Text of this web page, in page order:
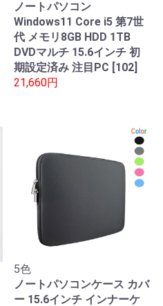
ノートパソコン
Windows11 Core i5 第7世
代 メモリ8GB HDD 1TB
DVDマルチ 15.6インチ 初
期設定済み 注目PC [102]
21,660円
5色
ノートパソコンケース カバ
ー 15.6インチ インナーケ